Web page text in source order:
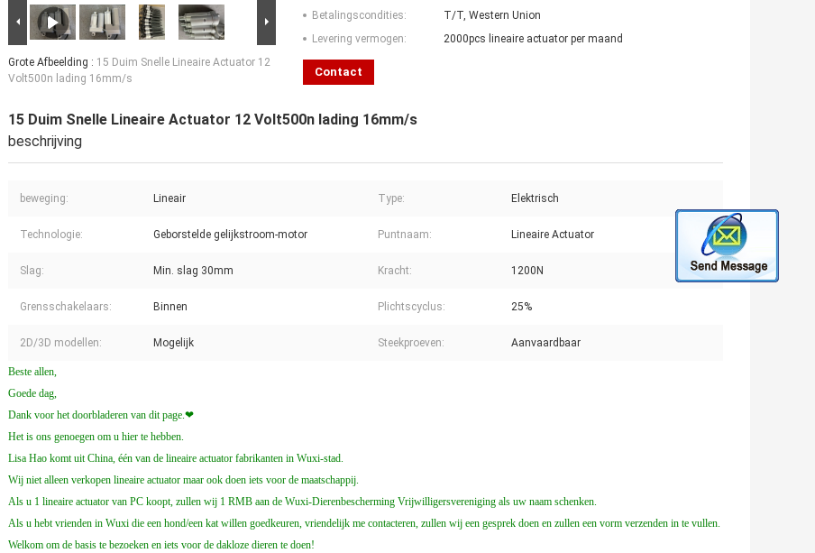
Grote Afbeelding : 15 Duim Snelle Lineaire Actuator 12
Volt500n lading 16mm/s
Betalingscondities:
T/T, Western Union
Levering vermogen:
2000pcs lineaire actuator per maand
Contact
15 Duim Snelle Lineaire Actuator 12 Volt500n lading 16mm/s
beschrijving
beweging: Lineair Type: Elektrisch
Technologie: Geborstelde gelijkstroom-motor Puntnaam: Lineaire Actuator
Slag: Min. slag 30mm Kracht: 1200N
Grensschakelaars: Binnen Plichtscyclus: 25%
2D/3D modellen: Mogelijk Steekproeven: Aanvaardbaar
Beste allen,
Goede dag,
Dank voor het doorbladeren van dit page.❤
Het is ons genoegen om u hier te hebben.
Lisa Hao komt uit China, één van de lineaire actuator fabrikanten in Wuxi-stad.
Wij niet alleen verkopen lineaire actuator maar ook doen iets voor de maatschappij.
Als u 1 lineaire actuator van PC koopt, zullen wij 1 RMB aan de Wuxi-Dierenbescherming Vrijwilligersvereniging als uw naam schenken.
Als u hebt vrienden in Wuxi die een hond/een kat willen goedkeuren, vriendelijk me contacteren, zullen wij een gesprek doen en zullen een vorm verzenden in te vullen.
Welkom om de basis te bezoeken en iets voor de dakloze dieren te doen!